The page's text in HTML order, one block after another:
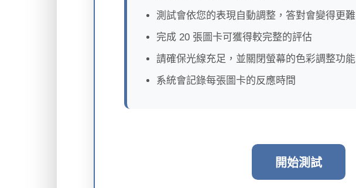
測試會依您的表現自動調整，答對會變得更難
完成 20 張圖卡可獲得較完整的評估
請確保光線充足，並關閉螢幕的色彩調整功能
系統會記錄每張圖卡的反應時間
開始測試